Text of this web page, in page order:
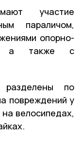
участие
параличом,
опорно-
а также с
разделены по
повреждений у
велосипедах,